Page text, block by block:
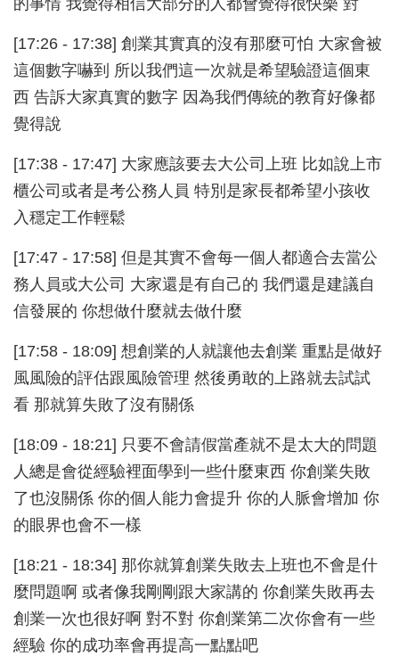
的事情 我覺得相信大部分的人都會覺得很快樂 對
[17:26 - 17:38] 創業其實真的沒有那麼可怕 大家會被
這個數字嚇到 所以我們這一次就是希望驗證這個東
西 告訴大家真實的數字 因為我們傳統的教育好像都
覺得說
[17:38 - 17:47] 大家應該要去大公司上班 比如說上市
櫃公司或者是考公務人員 特別是家長都希望小孩收
入穩定工作輕鬆
[17:47 - 17:58] 但是其實不會每一個人都適合去當公
務人員或大公司 大家還是有自己的 我們還是建議自
信發展的 你想做什麼就去做什麼
[17:58 - 18:09] 想創業的人就讓他去創業 重點是做好
風風險的評估跟風險管理 然後勇敢的上路就去試試
看 那就算失敗了沒有關係
[18:09 - 18:21] 只要不會請假當產就不是太大的問題
人總是會從經驗裡面學到一些什麼東西 你創業失敗
了也沒關係 你的個人能力會提升 你的人脈會增加 你
的眼界也會不一樣
[18:21 - 18:34] 那你就算創業失敗去上班也不會是什
麼問題啊 或者像我剛剛跟大家講的 你創業失敗再去
創業一次也很好啊 對不對 你創業第二次你會有一些
經驗 你的成功率會再提高一點點吧